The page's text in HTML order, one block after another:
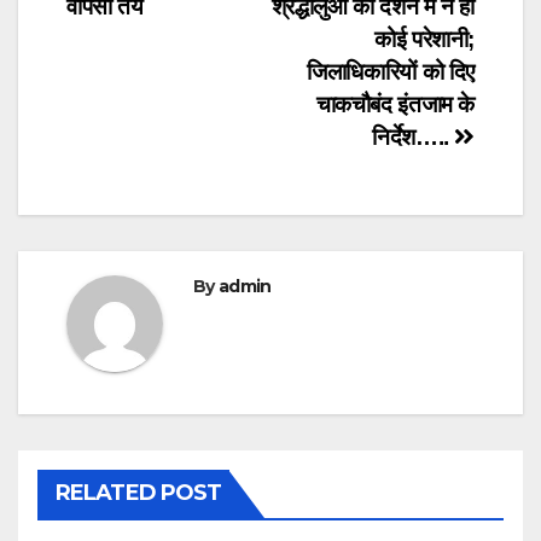
श्रद्धालुओं को दर्शन में न हो
कोई परेशानी;
जिलाधिकारियों को दिए
चाकचौबंद इंतजाम के
निर्देश…..
वापसी तय
Byadmin
RELATED POST